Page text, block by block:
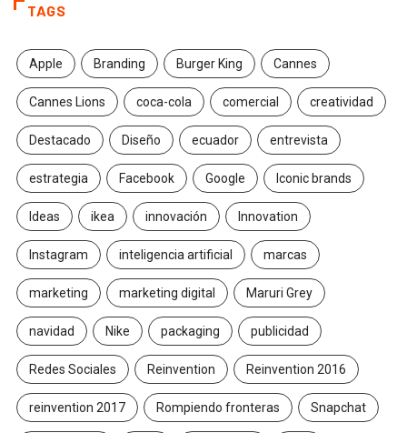
TAGS
Apple Branding Burger King Cannes
Cannes Lions coca-cola comercial creatividad
Destacado Diseño ecuador entrevista
estrategia Facebook Google Iconic brands
Ideas ikea innovación Innovation
Instagram inteligencia artificial marcas
marketing marketing digital Maruri Grey
navidad Nike packaging publicidad
Redes Sociales Reinvention Reinvention 2016
reinvention 2017 Rompiendo fronteras Snapchat